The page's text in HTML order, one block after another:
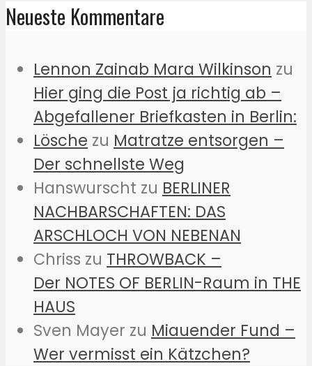
Neueste Kommentare
Lennon Zainab Mara Wilkinson zu
Hier ging die Post ja richtig ab –
Abgefallener Briefkasten in Berlin:
Lösche zu Matratze entsorgen –
Der schnellste Weg
Hanswurscht zu BERLINER
NACHBARSCHAFTEN: DAS
ARSCHLOCH VON NEBENAN
Chriss zu THROWBACK –
Der NOTES OF BERLIN-Raum in THE
HAUS
Sven Mayer zu Miauender Fund –
Wer vermisst ein Kätzchen?